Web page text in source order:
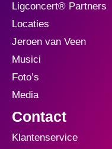
Ligconcert® Partners
Locaties
Jeroen van Veen
Musici
Foto’s
Media
Contact
Klantenservice